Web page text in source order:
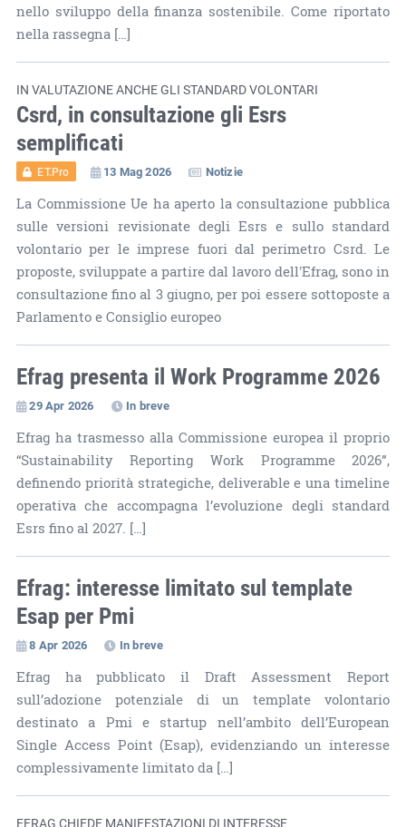
nello sviluppo della finanza sostenibile. Come riportato
nella rassegna […]
IN VALUTAZIONE ANCHE GLI STANDARD VOLONTARI
Csrd, in consultazione gli Esrs
semplificati
ET.Pro 13 Mag 2026 Notizie
La Commissione Ue ha aperto la consultazione pubblica
sulle versioni revisionate degli Esrs e sullo standard
volontario per le imprese fuori dal perimetro Csrd. Le
proposte, sviluppate a partire dal lavoro dell'Efrag, sono in
consultazione fino al 3 giugno, per poi essere sottoposte a
Parlamento e Consiglio europeo
Efrag presenta il Work Programme 2026
29 Apr 2026 In breve
Efrag ha trasmesso alla Commissione europea il proprio
“Sustainability Reporting Work Programme 2026”,
definendo priorità strategiche, deliverable e una timeline
operativa che accompagna l’evoluzione degli standard
Esrs fino al 2027. […]
Efrag: interesse limitato sul template
Esap per Pmi
8 Apr 2026 In breve
Efrag ha pubblicato il Draft Assessment Report
sull’adozione potenziale di un template volontario
destinato a Pmi e startup nell’ambito dell’European
Single Access Point (Esap), evidenziando un interesse
complessivamente limitato da […]
EFRAG CHIEDE MANIFESTAZIONI DI INTERESSE